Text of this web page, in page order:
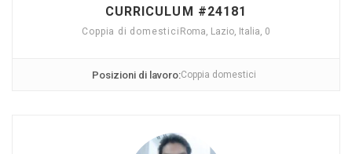
CURRICULUM #24181
Coppia di domestici Roma, Lazio, Italia, 0
Posizioni di lavoro:Coppia domestici